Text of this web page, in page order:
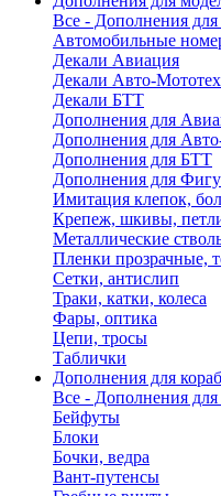
Все - Дополнения для
Автомобильные
Декали Авиация
Декали Авто-
Декали БТТ
Дополнения для
Дополнения для
Дополнения для БТТ
Дополнения для
Имитация клепок,
Крепеж, шкивы,
Металлические
Пленки прозрачные,
Сетки, антислип
Траки, катки, колеса
Фары, оптика
Цепи, тросы
Таблички
Дополнения для
Все - Дополнения для
Бейфуты
Блоки
Бочки, ведра
Вант-путенсы